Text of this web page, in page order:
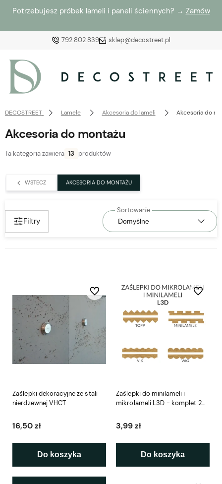
Potrzebujesz próbek lameli i paneli ściennych? → Zamów
792 802 839 sklep@decostreet.pl
zaloguj się, aby przywrócić dodane produkty do listy
z poprzedniej sesji.
DECOSTREET Lamele Akcesoria do lameli Akcesoria do
Akcesoria do montażu
Ta kategoria zawiera 13 produktów
WSTECZ AKCESORIA DO MONTAŻU
Filtry
Zaślepki dekoracyjne ze stali
nierdzewnej VHCT
16,50 zł
Do koszyka
Do ulubionych
Zaślepki do minilameli i
mikrolameli L3D - komplet 2
3,99 zł
Do koszyka
Do